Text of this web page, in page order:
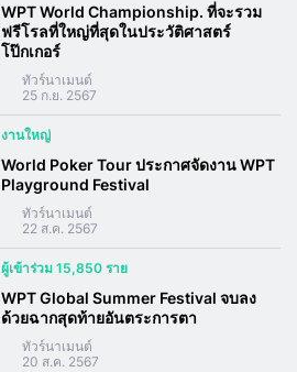
WPT World Championship. ที่จะรวม
ฟรีโรลที่ใหญ่ที่สุดในประวัติศาสตร์
โป๊กเกอร์
ทัวร์นาเมนต์
25 ก.ย. 2567
งานใหญ่
World Poker Tour ประกาศจัดงาน WPT
Playground Festival
ทัวร์นาเมนต์
22 ส.ค. 2567
ผู้เข้าร่วม 15,850 ราย
WPT Global Summer Festival จบลง
ด้วยฉากสุดท้ายอันตระการตา
ทัวร์นาเมนต์
20 ส.ค. 2567